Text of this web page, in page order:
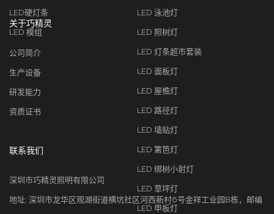
LED硬灯条
LED 模组
LED 泳池灯
LED 照树灯
LED 灯条超市套装
LED 面板灯
LED 屋檐灯
LED 路径灯
LED 墙贴灯
LED 篱笆灯
LED 绑树小射灯
LED 草坪灯
LED 甲板灯
关于巧精灵
公司简介
生产设备
研发能力
资质证书
联系我们
深圳市巧精灵照明有限公司
地址: 深圳市龙华区观湖街道横坑社区河西新村6号金祥工业园B栋，邮编